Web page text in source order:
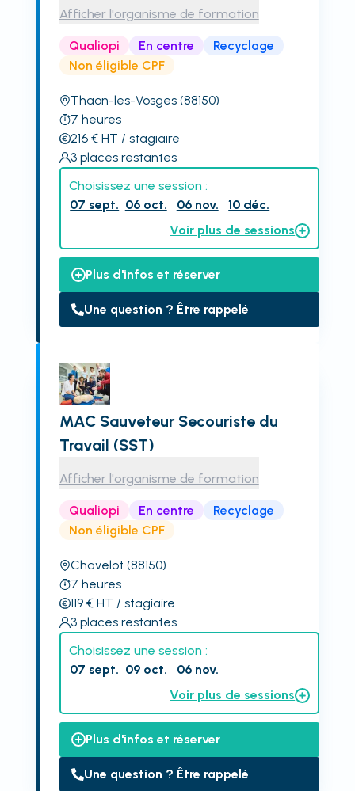
Afficher l'organisme de formation
Qualiopi En centre
Recyclage
Non éligible CPF
Thaon-les-Vosges (88150)
7 heures
216€ HT / stagiaire
3 places restantes
Choisissez une session :
07 sept. 06 oct. 06 nov.
10 déc.
Voir plus de sessions
Plus d'infos et réserver
Une question ? Être rappelé
MAC Sauveteur Secouriste du
Travail (SST)
Afficher l'organisme de formation
Qualiopi En centre
Recyclage
Non éligible CPF
Chavelot (88150)
7 heures
119€ HT / stagiaire
3 places restantes
Choisissez une session :
07 sept. 09 oct.
06 nov.
Voir plus de sessions
Plus d'infos et réserver
Une question ? Être rappelé